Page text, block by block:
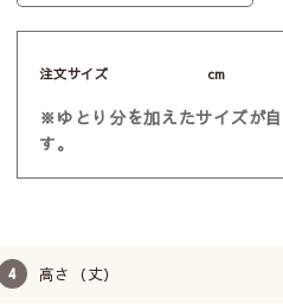
注文サイズ cm
※ゆとり分を加えたサイズが
す。
高さ（丈）